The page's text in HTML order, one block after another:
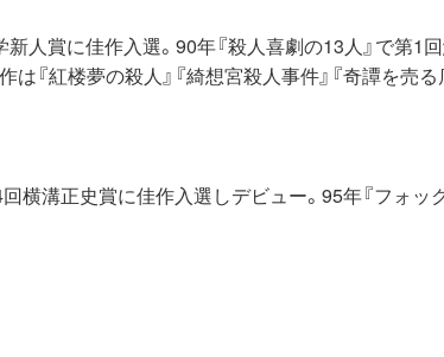
人賞に佳作入選。90年『殺人喜劇の13人』で第1
紅楼夢の殺人』『綺想宮殺人事件』『奇譚を売る
横溝正史賞に佳作入選しデビュー。95年『フォッ